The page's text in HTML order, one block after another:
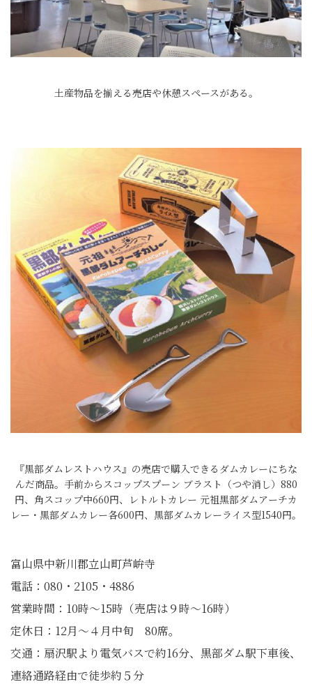
土産物品を揃える売店や休憩スペースがある。
『黒部ダムレストハウス』の売店で購入できるダムカレーにちな
んだ商品。手前からスコップスプーン ブラスト（つや消し）880
円、角スコップ中660円、レトルトカレー 元祖黒部ダムアーチカ
レー・黒部ダムカレー各600円、黒部ダムカレーライス型1540円。
富山県中新川郡立山町芦峅寺
電話：080・2105・4886
営業時間：10時～15時（売店は９時～16時）
定休日：12月～４月中旬 80席。
交通：扇沢駅より電気バスで約16分、黒部ダム駅下車後、
連絡通路経由で徒歩約５分